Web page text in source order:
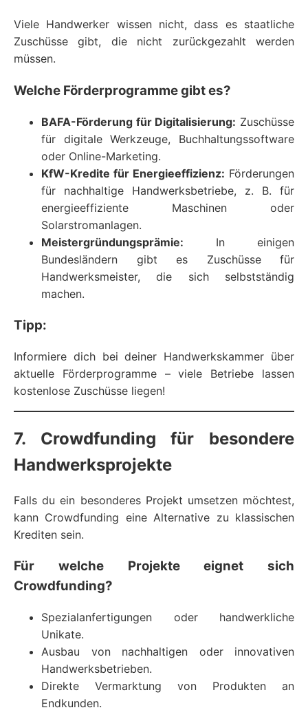
Viele Handwerker wissen nicht, dass es staatliche
Zuschüsse gibt, die nicht zurückgezahlt werden
müssen.
Welche Förderprogramme gibt es?
BAFA-Förderung für Digitalisierung: Zuschüsse
für digitale Werkzeuge, Buchhaltungssoftware
oder Online-Marketing.
KfW-Kredite für Energieeffizienz: Förderungen
für nachhaltige Handwerksbetriebe, z. B. für
energieeffiziente Maschinen oder
Solarstromanlagen.
Meistergründungsprämie: In einigen
Bundesländern gibt es Zuschüsse für
Handwerksmeister, die sich selbstständig
machen.
Tipp:
Informiere dich bei deiner Handwerkskammer über
aktuelle Förderprogramme – viele Betriebe lassen
kostenlose Zuschüsse liegen!
7. Crowdfunding für besondere
Handwerksprojekte
Falls du ein besonderes Projekt umsetzen möchtest,
kann Crowdfunding eine Alternative zu klassischen
Krediten sein.
Für welche Projekte eignet sich
Crowdfunding?
Spezialanfertigungen oder handwerkliche
Unikate.
Ausbau von nachhaltigen oder innovativen
Handwerksbetrieben.
Direkte Vermarktung von Produkten an
Endkunden.